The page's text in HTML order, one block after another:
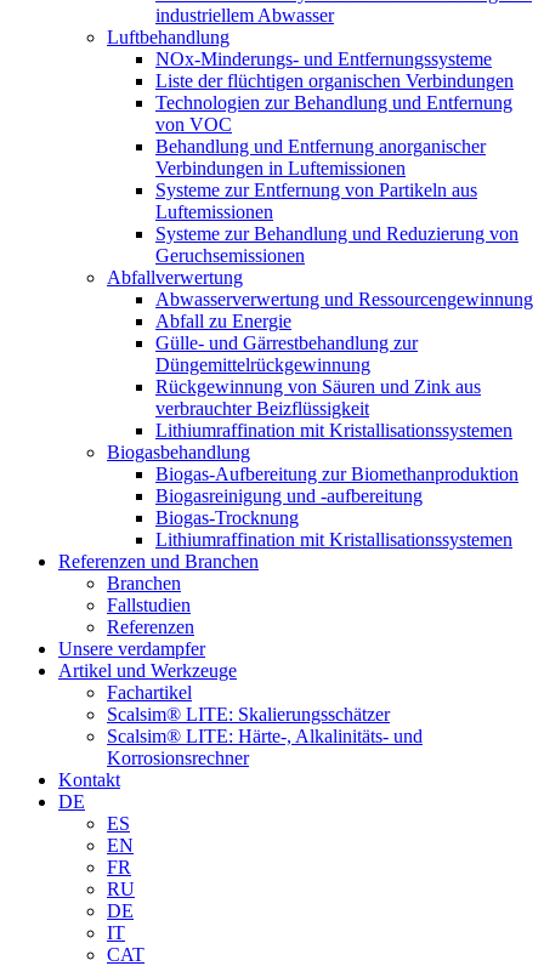
industriellem Abwasser
Luftbehandlung
NOx-Minderungs- und Entfernungssysteme
Liste der flüchtigen organischen Verbindungen
Technologien zur Behandlung und Entfernung
von VOC
Behandlung und Entfernung anorganischer
Verbindungen in Luftemissionen
Systeme zur Entfernung von Partikeln aus
Luftemissionen
Systeme zur Behandlung und Reduzierung von
Geruchsemissionen
Abfallverwertung
Abwasserverwertung und Ressourcengewinnung
Abfall zu Energie
Gülle- und Gärrestbehandlung zur
Düngemittelrückgewinnung
Rückgewinnung von Säuren und Zink aus
verbrauchter Beizflüssigkeit
Lithiumraffination mit Kristallisationssystemen
Biogasbehandlung
Biogas-Aufbereitung zur Biomethanproduktion
Biogasreinigung und -aufbereitung
Biogas-Trocknung
Lithiumraffination mit Kristallisationssystemen
Referenzen und Branchen
Branchen
Fallstudien
Referenzen
Unsere verdampfer
Artikel und Werkzeuge
Fachartikel
Scalsim® LITE: Skalierungsschätzer
Scalsim® LITE: Härte-, Alkalinitäts- und
Korrosionsrechner
Kontakt
DE
ES
EN
FR
RU
DE
IT
CAT